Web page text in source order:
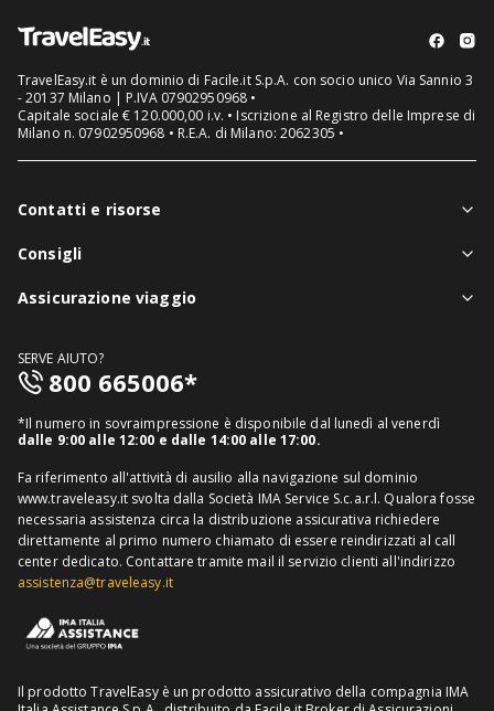
TravelEasy.it è un dominio di Facile.it S.p.A. con socio unico Via Sannio 3
- 20137 Milano | P.IVA 07902950968 •
Capitale sociale € 120.000,00 i.v. • Iscrizione al Registro delle Imprese di
Milano n. 07902950968 • R.E.A. di Milano: 2062305 •
Contatti e risorse
Chi siamo
FAQ
Mappa del sito
Informativa distributore
Consigli
Notizie viaggi
Assicurazione viaggio
Assicurazione viaggio annuale
Assicurazione medico sanitaria
Assicurazione viaggio USA
Assicurazione viaggio Thailandia
Assicurazione viaggio Cuba
SERVE AIUTO?
800 665006*
*Il numero in sovraimpressione è disponibile dal lunedì al venerdì
dalle 9:00 alle 12:00 e dalle 14:00 alle 17:00.
Fa riferimento all'attività di ausilio alla navigazione sul dominio
www.traveleasy.it svolta dalla Società IMA Service S.c.a.r.l. Qualora fosse
necessaria assistenza circa la distribuzione assicurativa richiedere
direttamente al primo numero chiamato di essere reindirizzati al call
center dedicato. Contattare tramite mail il servizio clienti all'indirizzo
assistenza@traveleasy.it
Il prodotto TravelEasy è un prodotto assicurativo della compagnia IMA